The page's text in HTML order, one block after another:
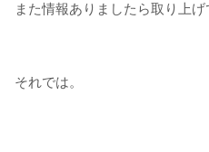
また情報ありましたら取り上げ
それでは。